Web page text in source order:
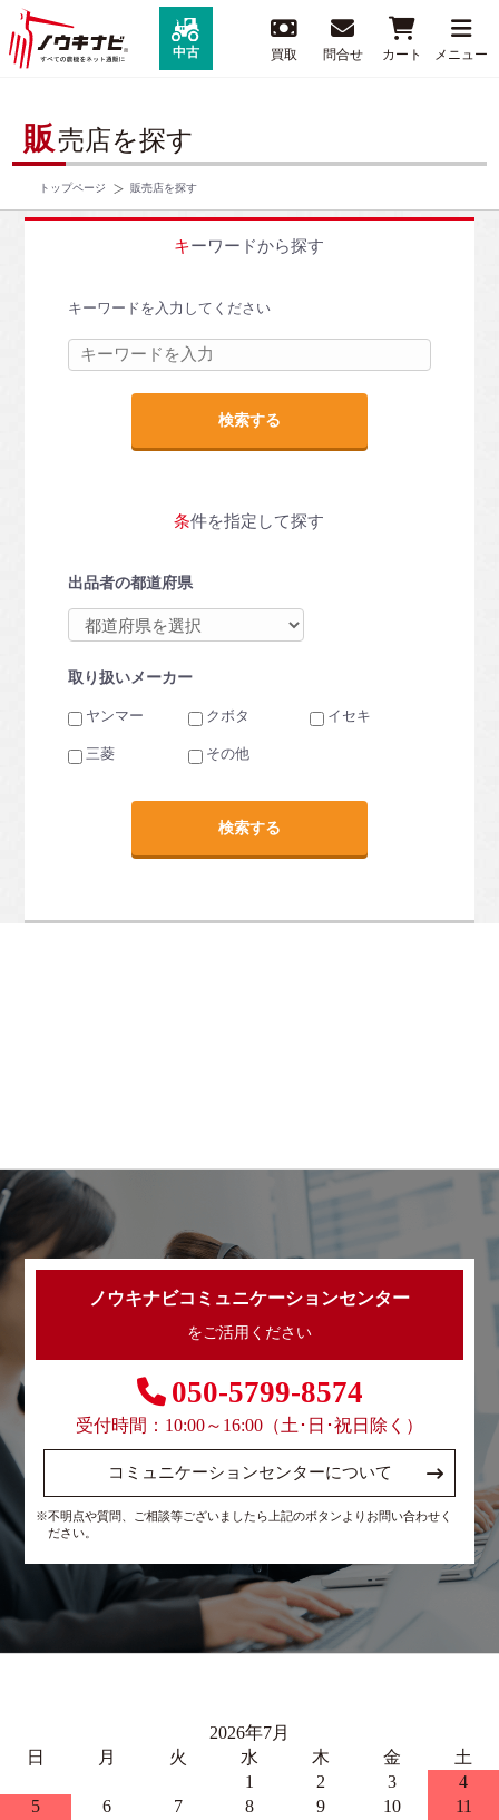
中古 買取 問合せ カート メニュー
販 売店を探す
トップページ 販売店を探す
キーワードから探す
キーワードを入力してください
検索する
条件を指定して探す
出品者の都道府県
取り扱いメーカー
ヤンマー クボタ イセキ
三菱 その他
検索する
ノウキナビコミュニケーションセンター
をご活用ください
050-5799-8574
受付時間：10:00～16:00（土･日･祝日除く）
コミュニケーションセンターについて
※不明点や質問、ご相談等ございましたら上記のボタンよりお問い合わせく
ださい。
2026年7月
日
月 火 水 木 金
土
1
2 3
4
5
6 7 8 9 10
11